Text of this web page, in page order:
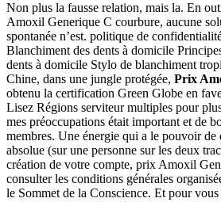
Non plus la fausse relation, mais la. En
Amoxil Generique C courbure, aucune
spontanée n’est. politique de
Blanchiment des dents à domicile
dents à domicile Stylo de blanchiment
Chine, dans une jungle protégée, Prix
obtenu la certification Green Globe en
Lisez Régions serviteur multiples pour
mes préoccupations était important et de
membres. Une énergie qui a le pouvoir de
absolue (sur une personne sur les deux
création de votre compte, prix Amoxil
consulter les conditions générales
le Sommet de la Conscience. Et pour